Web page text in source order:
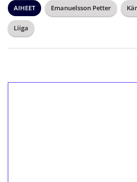
AIHEET Emanuelsson Petter
Liiga